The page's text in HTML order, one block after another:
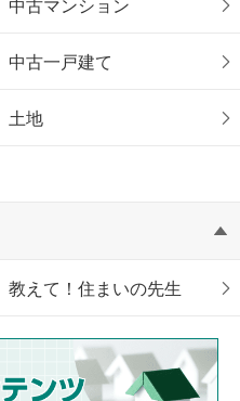
中古マンション
中古一戸建て
土地
教えて！住まいの先生